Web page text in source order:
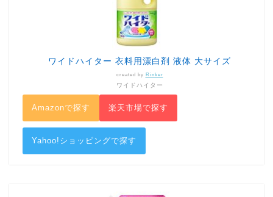
ワイドハイター 衣料用漂白剤 液体 大サイズ
created by Rinker
ワイドハイター
Amazonで探す 楽天市場で探す
Yahoo!ショッピングで探す